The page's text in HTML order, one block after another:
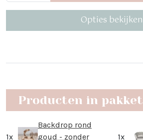
Opties bekijken
Producten in pakket
1x
Backdrop rond
goud - zonder
1x